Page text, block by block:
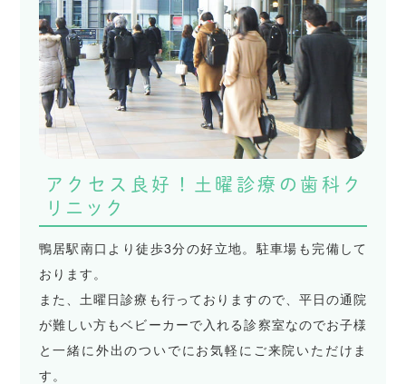
アクセス良好！土曜診療の歯科ク
リニック
鴨居駅南口より徒歩3分の好立地。駐車場も完備して
おります。
また、土曜日診療も行っておりますので、平日の通院
が難しい方もベビーカーで入れる診察室なのでお子様
と一緒に外出のついでにお気軽にご来院いただけま
す。